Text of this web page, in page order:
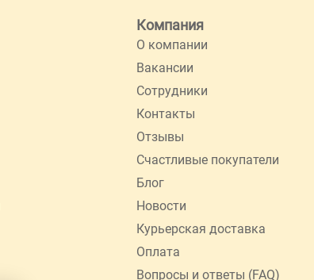
Компания
О компании
Вакансии
Сотрудники
Контакты
Отзывы
Счастливые покупатели
Блог
Новости
Курьерская доставка
Оплата
Вопросы и ответы (FAQ)